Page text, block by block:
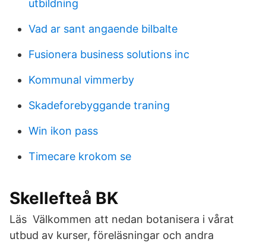
utbildning
Vad ar sant angaende bilbalte
Fusionera business solutions inc
Kommunal vimmerby
Skadeforebyggande traning
Win ikon pass
Timecare krokom se
Skellefteå BK
Läs Välkommen att nedan botanisera i vårat
utbud av kurser, föreläsningar och andra